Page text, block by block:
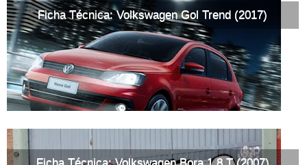
Ficha Técnica: Volkswagen Gol Trend (2017)